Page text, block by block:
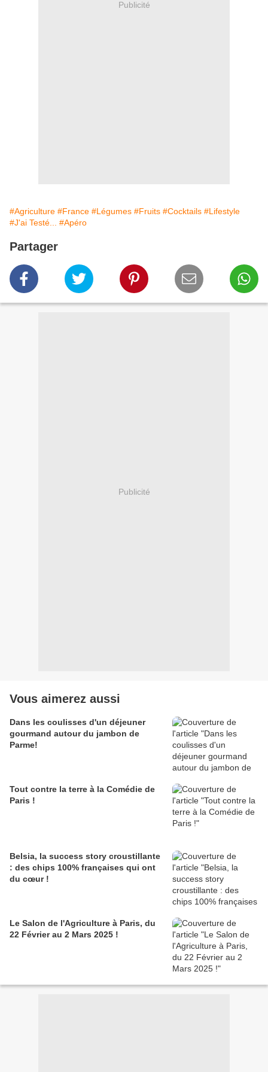
Publicité
#Agriculture #France #Légumes #Fruits #Cocktails #Lifestyle
#J'ai Testé...
#Apéro
Partager
Publicité
Vous aimerez aussi
Dans les coulisses d'un déjeuner
gourmand autour du jambon de
Parme!
Tout contre la terre à la Comédie de
Paris !
Belsia, la success story croustillante
: des chips 100% françaises qui ont
du cœur !
Le Salon de l'Agriculture à Paris, du
22 Février au 2 Mars 2025 !